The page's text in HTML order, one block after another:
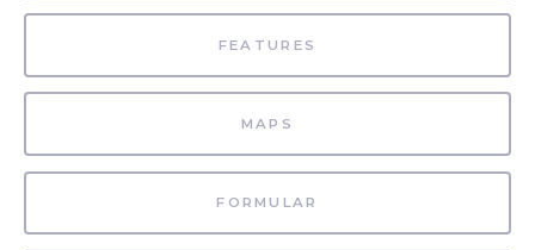
FEATURES
MAPS
FORMULAR